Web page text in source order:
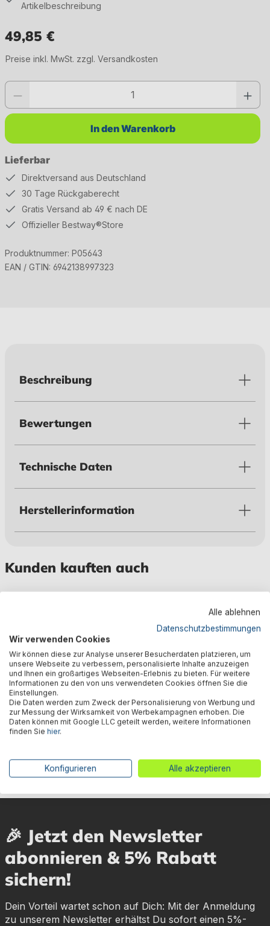
Artikelbeschreibung
49,85 €
Preise inkl. MwSt. zzgl. Versandkosten
Lieferbar
Produkt Anzahl: Gib den gewünschten Wert ein oder benutze die
In den Warenkorb
Direktversand aus Deutschland
30 Tage Rückgaberecht
Gratis Versand ab 49 € nach DE
Offizieller Bestway®Store
Produktnummer: P05643
EAN / GTIN: 6942138997323
Beschreibung
Bewertungen
Technische Daten
Herstellerinformation
Kunden kauften auch
Bestway® Ersatzteil Filtersieb
für Skimatic™ 2-in-1
Einhängeskimmer/Filterpump
15,85 €*
Bestway® Ersatzteil
Horizontale Poolstange G
21,85 €*
🎉 Jetzt den Newsletter
abonnieren & 5% Rabatt
sichern!
Dein Vorteil wartet schon auf Dich: Mit der Anmeldung
zu unserem Newsletter erhältst Du sofort einen 5%-
Alle ablehnen
Datenschutzbestimmungen
Wir verwenden Cookies
Wir können diese zur Analyse unserer Besucherdaten platzieren, um
unsere Webseite zu verbessern, personalisierte Inhalte anzuzeigen
und Ihnen ein großartiges Webseiten-Erlebnis zu bieten. Für weitere
Informationen zu den von uns verwendeten Cookies öffnen Sie die
Einstellungen.
Die Daten werden zum Zweck der Personalisierung von Werbung und
zur Messung der Wirksamkeit von Werbekampagnen erhoben. Die
Daten können mit Google LLC geteilt werden, weitere Informationen
finden Sie hier.
Konfigurieren Alle akzeptieren